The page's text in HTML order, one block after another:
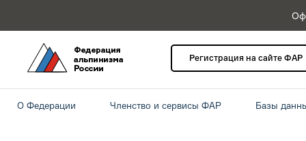
Регистрация на сайте ФАР
О Федерации Членство и сервисы ФАР Базы